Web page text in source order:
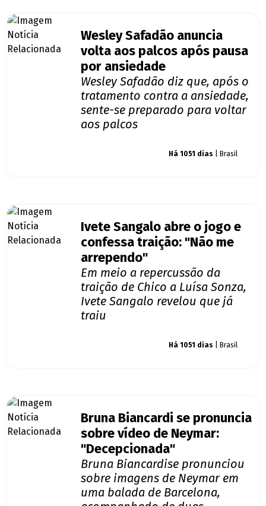
Wesley Safadão anuncia
volta aos palcos após pausa
por ansiedade
Wesley Safadão diz que, após o
tratamento contra a ansiedade,
sente-se preparado para voltar
aos palcos
Há 1051 dias | Brasil
Ivete Sangalo abre o jogo e
confessa traição: "Não me
arrependo"
Em meio a repercussão da
traição de Chico a Luísa Sonza,
Ivete Sangalo revelou que já
traiu
Há 1051 dias | Brasil
Bruna Biancardi se pronuncia
sobre vídeo de Neymar:
"Decepcionada"
Bruna Biancardise pronunciou
sobre imagens de Neymar em
uma balada de Barcelona,